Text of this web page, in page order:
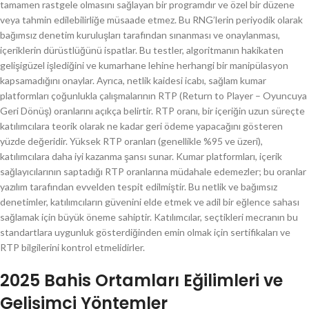
tamamen rastgele olmasını sağlayan bir programdır ve özel bir düzene
veya tahmin edilebilirliğe müsaade etmez. Bu RNG’lerin periyodik olarak
bağımsız denetim kuruluşları tarafından sınanması ve onaylanması,
içeriklerin dürüstlüğünü ispatlar. Bu testler, algoritmanın hakikaten
gelişigüzel işlediğini ve kumarhane lehine herhangi bir manipülasyon
kapsamadığını onaylar. Ayrıca, netlik kaidesi icabı, sağlam kumar
platformları çoğunlukla çalışmalarının RTP (Return to Player – Oyuncuya
Geri Dönüş) oranlarını açıkça belirtir. RTP oranı, bir içeriğin uzun süreçte
katılımcılara teorik olarak ne kadar geri ödeme yapacağını gösteren
yüzde değeridir. Yüksek RTP oranları (genellikle %95 ve üzeri),
katılımcılara daha iyi kazanma şansı sunar. Kumar platformları, içerik
sağlayıcılarının saptadığı RTP oranlarına müdahale edemezler; bu oranlar
yazılım tarafından evvelden tespit edilmiştir. Bu netlik ve bağımsız
denetimler, katılımcıların güvenini elde etmek ve adil bir eğlence sahası
sağlamak için büyük öneme sahiptir. Katılımcılar, seçtikleri mecranın bu
standartlara uygunluk gösterdiğinden emin olmak için sertifikaları ve
RTP bilgilerini kontrol etmelidirler.
2025 Bahis Ortamları Eğilimleri ve
Gelişimci Yöntemler